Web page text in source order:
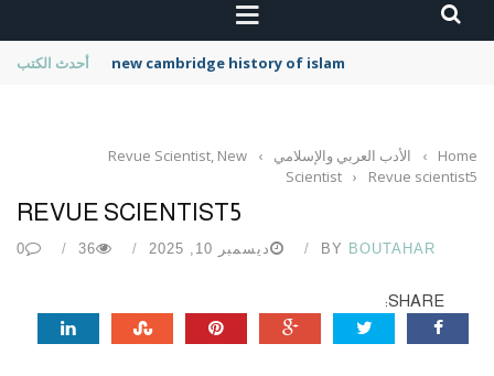
أحدث الكتب new cambridge history of islam
Home
› الأدب العربي والإسلامي ›
Revue Scientist, New
Scientist › Revue scientist5
REVUE SCIENTIST5
BY BOUTAHAR ديسمبر 10, 2025 36
0
SHARE: